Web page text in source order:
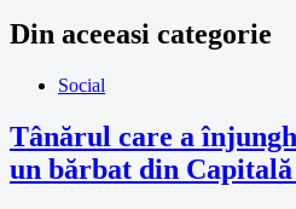
Din aceeasi categorie
Social
Tânărul care a
un bărbat din Capitală